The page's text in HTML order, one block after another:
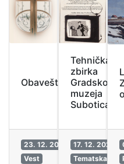
Obaveštenje
23. 12. 2025.
Vest
Tehnička
zbirka
Gradskog
muzeja
Subotica
17. 12. 2025.
Tematska